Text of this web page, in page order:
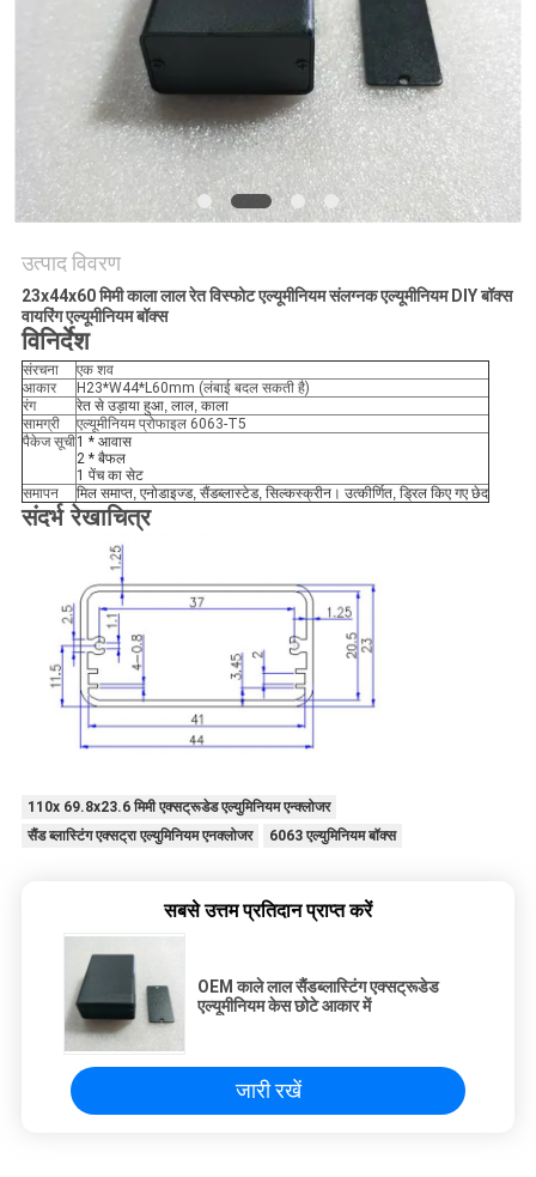
उत्पाद विवरण
23x44x60 मिमी काला लाल रेत विस्फोट एल्यूमीनियम संलग्नक एल्यूमीनियम DIY बॉक्स
वायरिंग एल्यूमीनियम बॉक्स
विनिर्देश
संरचना
एक शव
आकार
H23*W44*L60mm (लंबाई बदल सकती है)
रंग
रेत से उड़ाया हुआ, लाल, काला
सामग्री
एल्यूमीनियम प्रोफाइल 6063-T5
पैकेज सूची1 * आवास
2 * बैफल
1 पेंच का सेट
समापन
मिल समाप्त, एनोडाइज्ड, सैंडब्लास्टेड, सिल्कस्क्रीन। उत्कीर्णित, ड्रिल किए गए छेद
संदर्भ रेखाचित्र
110x 69.8x23.6 मिमी एक्सट्रूडेड एल्युमिनियम एन्क्लोजर
सैंड ब्लास्टिंग एक्सट्रा एल्युमिनियम एनक्लोजर
6063 एल्युमिनियम बॉक्स
सबसे उत्तम प्रतिदान प्राप्त करें
OEM काले लाल सैंडब्लास्टिंग एक्सट्रूडेड
एल्यूमीनियम केस छोटे आकार में
जारी रखें